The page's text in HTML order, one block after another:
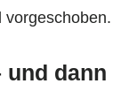
vorgeschoben.
und dann